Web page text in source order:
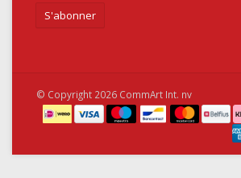
S'abonner
© Copyright 2026 CommArt Int. nv